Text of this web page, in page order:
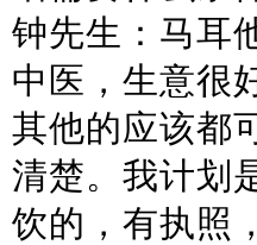
钟先生：马耳
中医，生意很
其他的应该都
清楚。我计划
饮的，有执照